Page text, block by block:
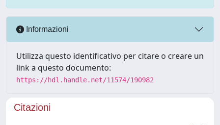
Informazioni
Utilizza questo identificativo per citare o creare un
link a questo documento:
https://hdl.handle.net/11574/190982
Citazioni